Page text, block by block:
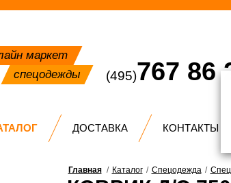
маркет
спецодежды
(495)767 86
ДОСТАВКА КОНТАКТЫ
Главная / Каталог / Спецодежда /